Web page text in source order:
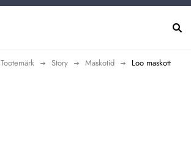
Tootemärk Story Maskotid
Loo maskott